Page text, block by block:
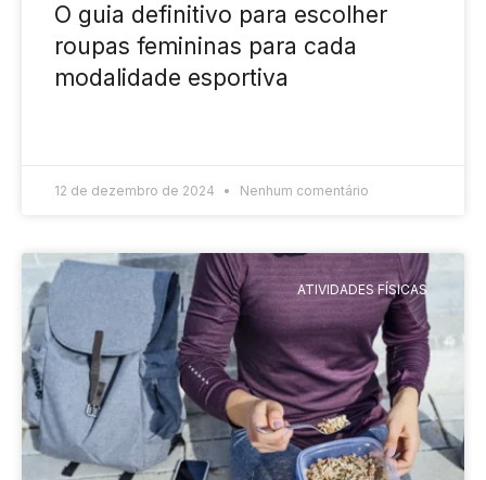
O guia definitivo para escolher
roupas femininas para cada
modalidade esportiva
12 de dezembro de 2024 Nenhum comentário
ATIVIDADES FÍSICAS